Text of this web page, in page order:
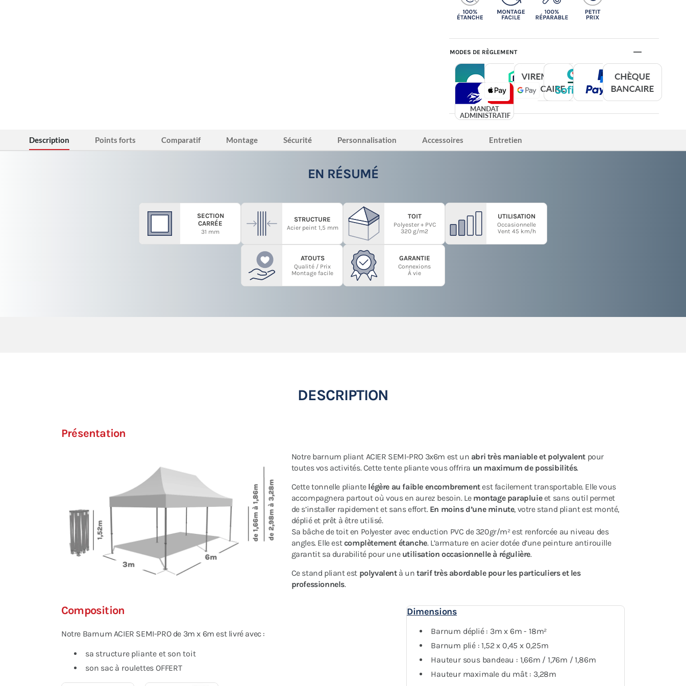
MODES DE RÈGLEMENT
Description Points forts Comparatif Montage Sécurité Personnalisation Accessoires Entretien
EN RÉSUMÉ
SECTION
CARRÉE
31 mm
STRUCTURE
Acier peint 1,5 mm
TOIT
Polyester + PVC
320 g/m2
UTILISATION
Occasionnelle
Vent 45 km/h
ATOUTS
Qualité / Prix
Montage facile
GARANTIE
Connexions
À vie
DESCRIPTION
Présentation
Notre barnum pliant ACIER SEMI-PRO 3x6m est un abri très maniable et polyvalent pour
toutes vos activités. Cette tente pliante vous offrira un maximum de possibilités.
Cette tonnelle pliante légère au faible encombrementest facilement transportable. Elle vous
accompagnera partout où vous en aurez besoin. Le montage parapluieet sans outil permet
de s’installer rapidement et sans effort. En moins d’une minute, votre stand pliant est monté,
déplié et prêt à être utilisé.
Sa bâche de toit en Polyester avec enduction PVC de 320gr/m² est renforcée au niveau des
angles. Elle estcomplètement étanche. L’armature en acier dotée d’une peinture antirouille
garantit sa durabilité pour uneutilisation occasionnelle à régulière.
Ce stand pliant est polyvalentà un tarif très abordable pour les particuliers et les
professionnels.
Composition
Notre Barnum ACIER SEMI-PRO de 3m x 6m est livré avec :
sa structure pliante et son toit
son sac à roulettes OFFERT
Dimensions
Barnum déplié : 3m x 6m - 18m²
Barnum plié : 1,52 x 0,45 x 0,25m
Hauteur sous bandeau : 1,66m / 1,76m / 1,86m
Hauteur maximale du mât : 3,28m